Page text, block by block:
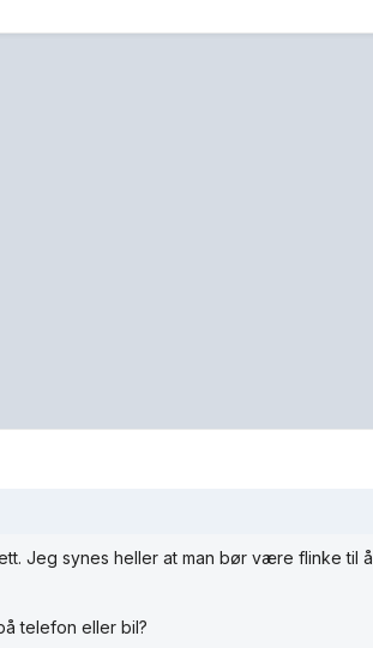
Jeg synes heller at man bør være flinke til å
telefon eller bil?